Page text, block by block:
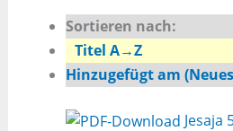
Sortieren nach:
Titel A→Z
Hinzugefügt am
Jesaja